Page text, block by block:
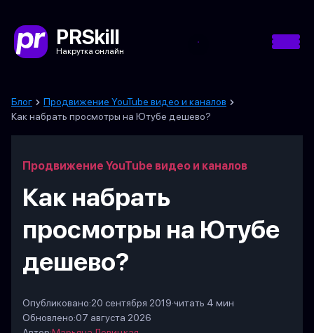
PRSkill
Накрутка онлайн
Блог
Продвижение YouTube видео и каналов
Как набрать просмотры на Ютубе дешево?
Продвижение YouTube видео и каналов
Как набрать
просмотры на Ютубе
дешево?
Опубликовано:20 сентября 2019·читать 4 мин
Обновлено:07 августа 2026